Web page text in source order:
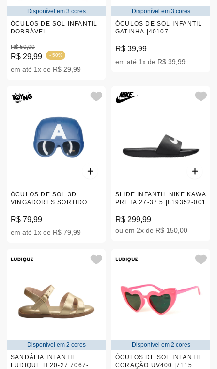
Disponível em 3 cores
ÓCULOS DE SOL INFANTIL
DOBRÁVEL
R$ 59,99
R$ 29,99 - 50%
em até 1x de R$ 29,99
Disponível em 3 cores
ÓCULOS DE SOL INFANTIL
GATINHA |40107
R$ 39,99
em até 1x de R$ 39,99
ÓCULOS DE SOL 3D
VINGADORES SORTIDO
R$ 79,99
em até 1x de R$ 79,99
SLIDE INFANTIL NIKE KAWA
PRETA 27-37.5 |819352-001
R$ 299,99
ou em 2x de R$ 150,00
Disponível em 2 cores
SANDÁLIA INFANTIL
LUDIQUE H 20-27 7067-
Disponível em 2 cores
ÓCULOS DE SOL INFANTIL
CORAÇÃO UV400 |7115